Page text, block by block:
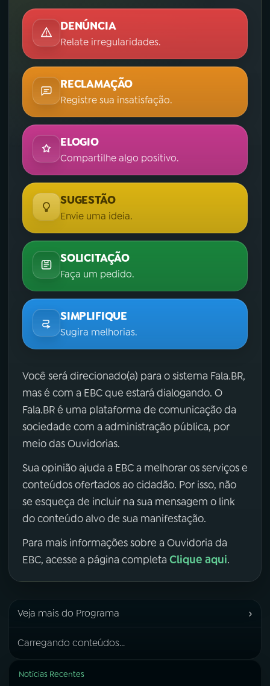
DENÚNCIA
Relate irregularidades.
RECLAMAÇÃO
Registre sua insatisfação.
ELOGIO
Compartilhe algo positivo.
SUGESTÃO
Envie uma ideia.
SOLICITAÇÃO
Faça um pedido.
SIMPLIFIQUE
Sugira melhorias.
Você será direcionado(a) para o sistema Fala.BR,
mas é com a EBC que estará dialogando. O
Fala.BR é uma plataforma de comunicação da
sociedade com a administração pública, por
meio das Ouvidorias.
Sua opinião ajuda a EBC a melhorar os serviços e
conteúdos ofertados ao cidadão. Por isso, não
se esqueça de incluir na sua mensagem o link
do conteúdo alvo de sua manifestação.
Para mais informações sobre a Ouvidoria da
EBC, acesse a página completa Clique aqui.
Veja mais do Programa ›
Carregando conteúdos...
Notícias Recentes